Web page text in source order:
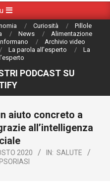
Curiosità
Pillole
News
Alimentazione
Archivio video
La parola all’esperto
La
PODCAST SU
aiuto concreto a
all’intelligenza
2020 IN: SALUTE